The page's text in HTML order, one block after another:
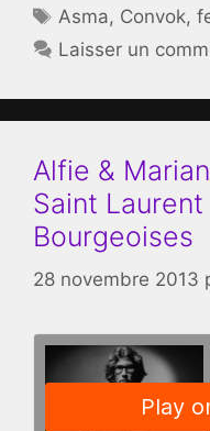
Étiquettes
Asma, Convok,
Laisser un
Alfie &
Saint
Bourgeoises
28 novembre 2013